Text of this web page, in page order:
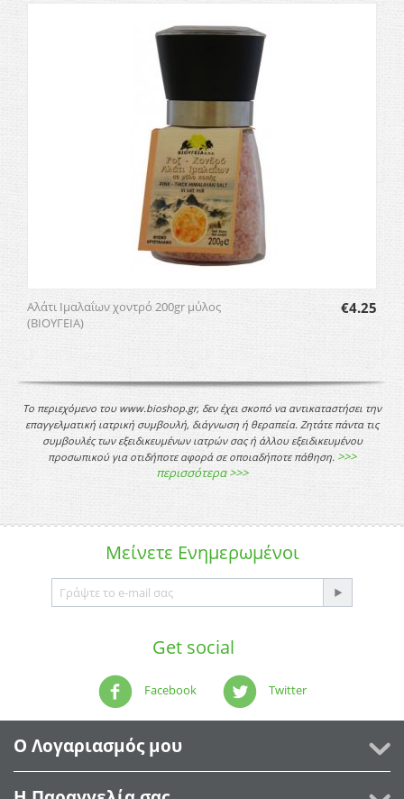
Αλάτι Ιμαλαΐων χοντρό 200gr μύλος
(ΒΙΟΥΓΕΙΑ)
€4.25
Το περιεχόμενο του www.bioshop.gr, δεν έχει σκοπό να αντικαταστήσει την
επαγγελματική ιατρική συμβουλή, διάγνωση ή θεραπεία. Ζητάτε πάντα τις
συμβουλές των εξειδικευμένων ιατρών σας ή άλλου εξειδικευμένου
προσωπικού για οτιδήποτε αφορά σε οποιαδήποτε πάθηση. >>>
περισσότερα >>>
Μείνετε Ενημερωμένοι
Get social
Facebook Twitter
Ο Λογαριασμός μου